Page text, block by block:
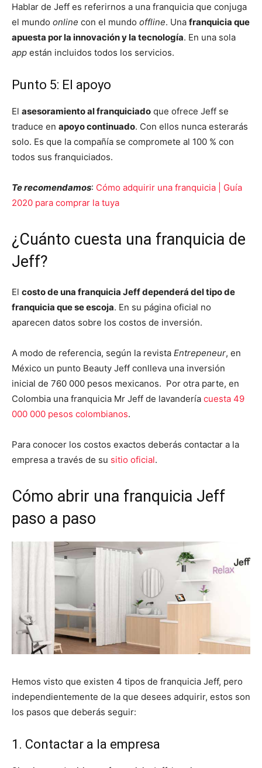
Hablar de Jeff es referirnos a una franquicia que conjuga
el mundo online con el mundo offline. Una franquicia que
apuesta por la innovación y la tecnología. En una sola
app están incluidos todos los servicios.
Punto 5: El apoyo
El asesoramiento al franquiciado que ofrece Jeff se
traduce en apoyo continuado. Con ellos nunca esterarás
solo. Es que la compañía se compromete al 100 % con
todos sus franquiciados.
Te recomendamos: Cómo adquirir una franquicia | Guía
2020 para comprar la tuya
¿Cuánto cuesta una franquicia de
Jeff?
El costo de una franquicia Jeff dependerá del tipo de
franquicia que se escoja. En su página oficial no
aparecen datos sobre los costos de inversión.
A modo de referencia, según la revista Entrepeneur, en
México un punto Beauty Jeff conlleva una inversión
inicial de 760 000 pesos mexicanos. Por otra parte, en
Colombia una franquicia Mr Jeff de lavandería cuesta 49
000 000 pesos colombianos.
Para conocer los costos exactos deberás contactar a la
empresa a través de su sitio oficial.
Cómo abrir una franquicia Jeff
paso a paso
Hemos visto que existen 4 tipos de franquicia Jeff, pero
independientemente de la que desees adquirir, estos son
los pasos que deberás seguir:
1. Contactar a la empresa